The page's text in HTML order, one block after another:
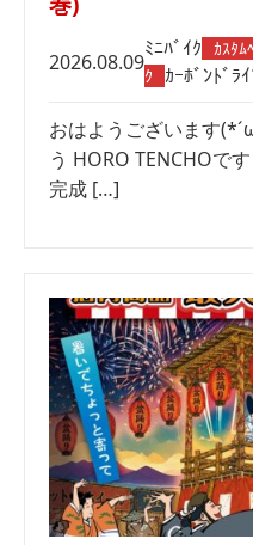
2026.08.09
ﾐﾆﾊﾞｲｸ ｶｽﾀﾑ
ｸ ｶｰﾎﾞﾝﾄﾞﾗ
おはようございます
う HORO TENCHOで
完成 […]